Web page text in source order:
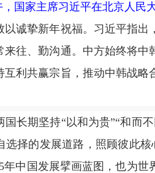
，国家主席习近平在北京人民
挚新年祝福。习近平指出
来往、勤沟通。中方始终将
利共赢宗旨，推动中韩战
期坚持“以和为贵”“和而不
选择的发展道路，照顾彼此
年中国发展擘画蓝图，也为